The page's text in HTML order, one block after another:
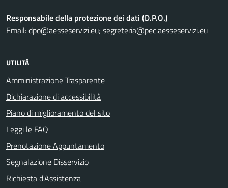
Responsabile della protezione dei dati (D.P.O.)
Email:dpo@aesseservizi.eu; segreteria@pec.aesseservizi.eu
UTILITÀ
Amministrazione Trasparente
Dichiarazione di accessibilità
Piano di miglioramento del sito
Leggi le FAQ
Prenotazione Appuntamento
Segnalazione Disservizio
Richiesta d'Assistenza